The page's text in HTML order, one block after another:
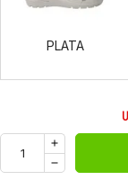
PLATA